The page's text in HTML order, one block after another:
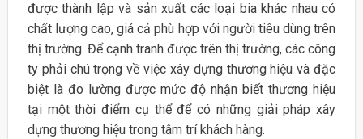
được thành lập và sản xuất các loại bia khác nhau có
chất lượng cao, giá cả phù hợp với người tiêu dùng trên
thị trường. Để cạnh tranh được trên thị trường, các công
ty phải chú trọng về việc xây dựng thương hiệu và đặc
biệt là đo lường được mức độ nhận biết thương hiệu
tại một thời điểm cụ thể để có những giải pháp xây
dựng thương hiệu trong tâm trí khách hàng.